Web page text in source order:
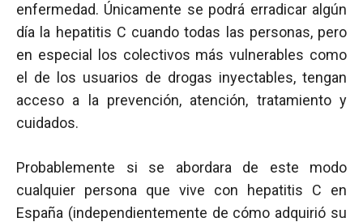
enfermedad. Únicamente se podrá erradicar algún
día la hepatitis C cuando todas las personas, pero
en especial los colectivos más vulnerables como
el de los usuarios de drogas inyectables, tengan
acceso a la prevención, atención, tratamiento y
cuidados.
Probablemente si se abordara de este modo
cualquier persona que vive con hepatitis C en
España (independientemente de cómo adquirió su